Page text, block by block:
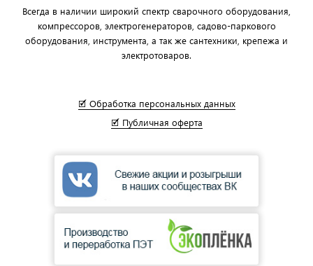
Всегда в наличии широкий спектр сварочного оборудования,
компрессоров, электрогенераторов, садово-паркового
оборудования, инструмента, а так же сантехники, крепежа и
электротоваров.
🗹 Обработка персональных данных
🗹 Публичная оферта